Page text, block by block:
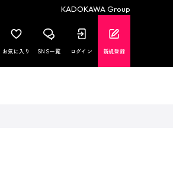
KADOKAWA Group
お気に入り SNS一覧 ログイン 新規登録